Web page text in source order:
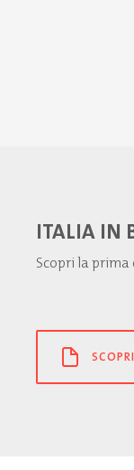
ITALIA
Scopri la